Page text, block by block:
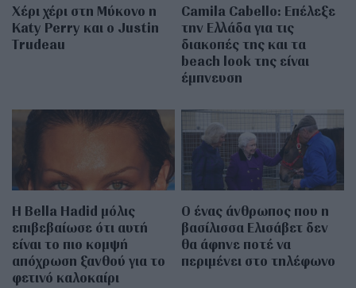
Χέρι χέρι στη Μύκονο η
Katy Perry και ο Justin
Trudeau
Camila Cabello: Επέλεξε
την Ελλάδα για τις
διακοπές της και τα
beach look της είναι
έμπνευση
Η Bella Hadid μόλις
επιβεβαίωσε ότι αυτή
είναι το πιο κομψή
απόχρωση ξανθού για το
φετινό καλοκαίρι
Ο ένας άνθρωπος που η
βασίλισσα Ελισάβετ δεν
θα άφηνε ποτέ να
περιμένει στο τηλέφωνο